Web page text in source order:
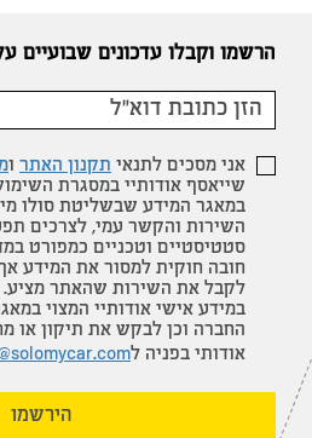
הרשמו וקבלו עדכונים
אני מסכים לתנאי תקנון האתר ו
שייאסף אודותיי במסגרת
במאגר המידע שבשליטת סולו
השירות והקשר עמי, לצרכים
סטטיסטיים וטכניים כמפורט
חובה חוקית למסור את המידע
לקבל את השירות שהאתר מציע.
במידע אישי אודותיי המצוי
החברה וכן לבקש את תיקון או
אודותי בפניה ל
הירשמו